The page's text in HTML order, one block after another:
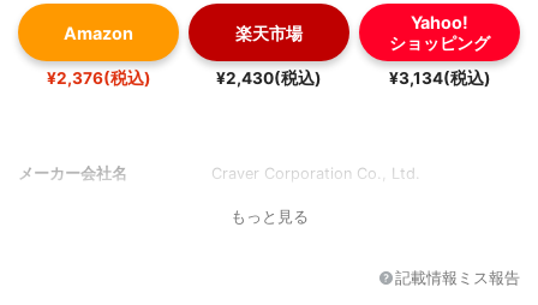
Amazon
¥2,376(税込)
楽天市場
¥2,430(税込)
Yahoo!
ショッピング
¥3,134(税込)
メーカー会社名 Craver Corporation Co., Ltd.
もっと見る
記載情報ミス報告